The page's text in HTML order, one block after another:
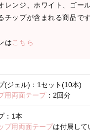
レンジ、ホワイト、ゴー
チップが含まれる商品です
は こちら
(ジェル)：1セット(10本)
用両面テープ：2回分
：1本
プ用両面テープは付属して